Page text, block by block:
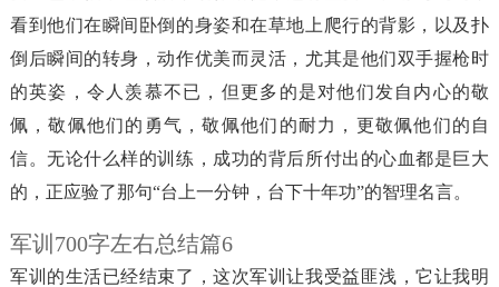
看到他们在瞬间卧倒的身姿和在草地上爬行的背影，以及扑
倒后瞬间的转身，动作优美而灵活，尤其是他们双手握枪时
的英姿，令人羡慕不已，但更多的是对他们发自内心的敬
佩，敬佩他们的勇气，敬佩他们的耐力，更敬佩他们的自
信。无论什么样的训练，成功的背后所付出的心血都是巨大
的，正应验了那句“台上一分钟，台下十年功”的智理名言。
军训700字左右总结篇6
军训的生活已经结束了，这次军训让我受益匪浅，它让我明